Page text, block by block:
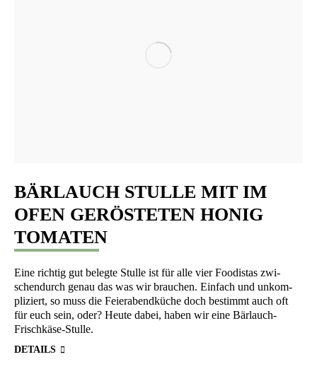
BÄRLAUCH STULLE MIT IM
OFEN GERÖSTETEN HONIG
TOMATEN
Eine rich­tig gut beleg­te Stul­le ist für alle vier Foo­di­stas zwi­
schen­durch genau das was wir brau­chen. Ein­fach und unkom­
pli­ziert, so muss die Fei­er­abend­kü­che doch bestimmt auch oft
für euch sein, oder? Heu­te dabei, haben wir eine Bärlauch-
Frischkäse-Stulle.
DETAILS